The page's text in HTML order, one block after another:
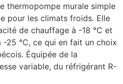
thermopompe murale simple
pour les climats froids. Elle
de chauffage à -18 °C et
-25 °C, ce qui en fait un choix
Équipée de la
variable, du réfrigérant R-